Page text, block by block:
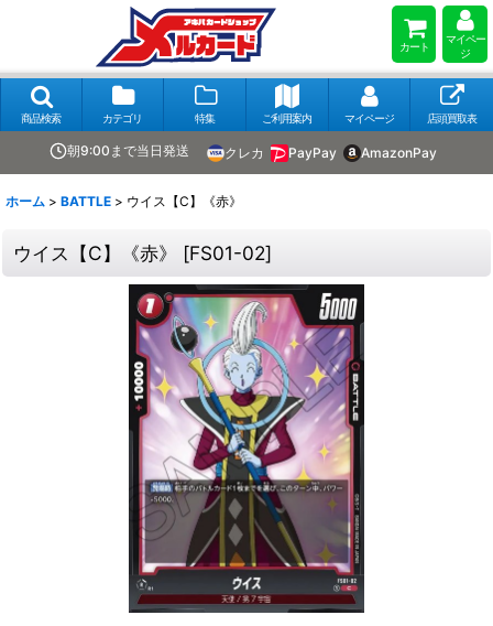
カート
マイペー
ジ
商品検索 カテゴリ 特集 ご利用案内 マイページ 店頭買取表
朝9:00まで当日発送 クレカ PayPay AmazonPay
ホーム > BATTLE > ウイス【C】《赤》
ウイス【C】《赤》 [FS01-02]